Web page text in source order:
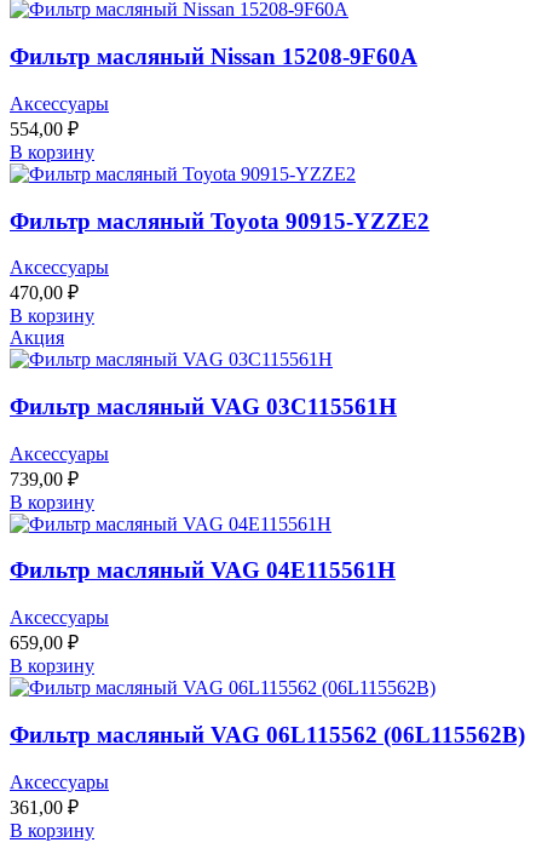
Фильтр масляный Nissan 15208-9F60A
Аксессуары
554,00 ₽
В корзину
Фильтр масляный Toyota 90915-YZZE2
Аксессуары
470,00 ₽
В корзину
Акция
Фильтр масляный VAG 03C115561H
Аксессуары
739,00 ₽
В корзину
Фильтр масляный VAG 04E115561H
Аксессуары
659,00 ₽
В корзину
Фильтр масляный VAG 06L115562 (06L115562B)
Аксессуары
361,00 ₽
В корзину